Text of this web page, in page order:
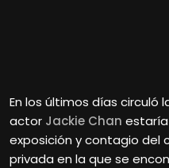
En los últimos días circuló
actor Jackie Chan
exposición y contagio del
privada en la que se